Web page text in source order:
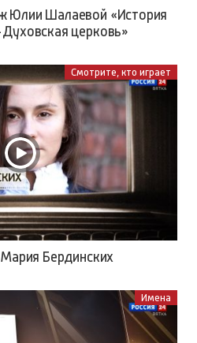
Юлии Шалаевой «История
церковь»
Смотрите, кто играет
Бердинских
Имена